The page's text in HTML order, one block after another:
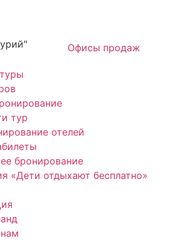
Офисы продаж
тур
отелей
бронирование
«Дети отдыхают бесплатно»